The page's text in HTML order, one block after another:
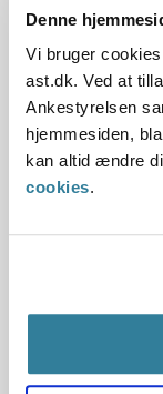
Denne
Vi bruger
ast.dk. Ved at
Ankestyrelsen
hjemmesiden,
kan altid ændre
cookies.
Ankestyrelsen vil
for at sende en
Ankestyrelsen vil
modtaget fra
eventuel
anledning til at
Disse 12
Gladsaxe
Haderslev